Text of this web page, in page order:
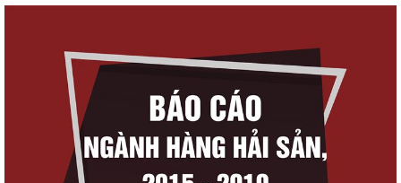
triển thủy sản trong...
Thuế Mục 301 và bài toán thích ứng của
tôm Việt tại thị...